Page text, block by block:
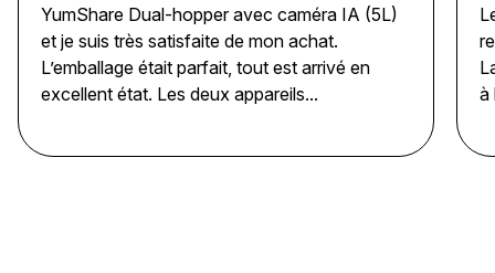
YumShare Dual-hopper avec caméra IA (5L)
et je suis très satisfaite de mon achat.
L’emballage était parfait, tout est arrivé en
excellent état. Les deux appareils...
à